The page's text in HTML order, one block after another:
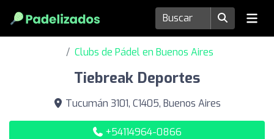
Clubs de Pádel en Buenos Aires
Tiebreak Deportes
Tucumán 3101, C1405, Buenos Aires
+54114964-0866